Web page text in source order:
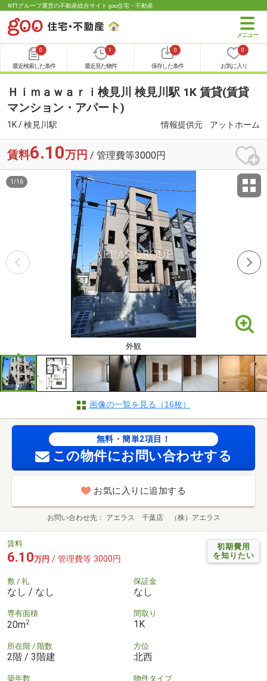
NTTグループ運営の不動産総合サイト goo住宅・不動産
0
最近検索した条件
1
最近見た物件
0
保存した条件
0
お気に入り
Ｈｉｍａｗａｒｉ検見川 検見川駅 1K 賃貸(賃貸
マンション・アパート)
1K / 検見川駅 情報提供元 アットホーム
賃料6.10万円 / 管理費等3000円
外観
1 /16
画像の一覧を見る（16枚）
無料・簡単2項目！
この物件にお問い合わせする
お気に入りに追加する
お問い合わせ先 アエラス 千葉店 （株）アエラス
初期費用
を知りたい
賃料
6.10万円 / 管理費等 3000円
敷 / 礼
なし / なし
保証金
なし
専有面積
20m2
間取り
1K
所在階 / 階数
2階 / 3階建
方位
北西
築年数 物件タイプ